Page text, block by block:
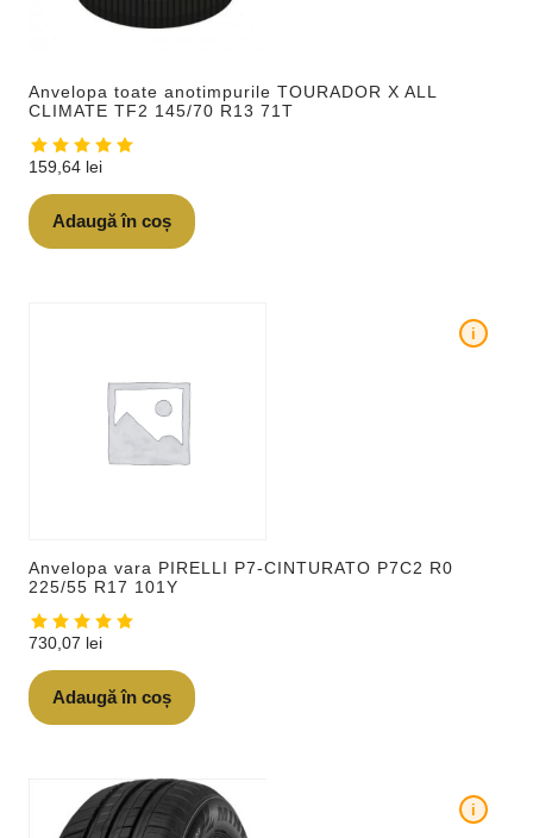
Anvelopa toate anotimpurile TOURADOR X ALL
CLIMATE TF2 145/70 R13 71T
159,64 lei
Adaugă în coș
Anvelopa vara PIRELLI P7-CINTURATO P7C2 R0
225/55 R17 101Y
i
730,07 lei
Adaugă în coș
i